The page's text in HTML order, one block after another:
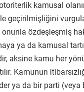
otoriterlik kamusal
geçirilmişliğini
özdeşleşmiş
ya da kamusal
aksine kamu her
Kamunun
ya da bir parti